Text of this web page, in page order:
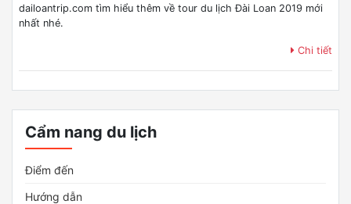
Cẩm nang du lịch
Điểm đến
Hướng dẫn
dailoantrip.com tìm hiểu thêm về tour du lịch Đài Loan 2019 mới
nhất nhé.
Chi tiết